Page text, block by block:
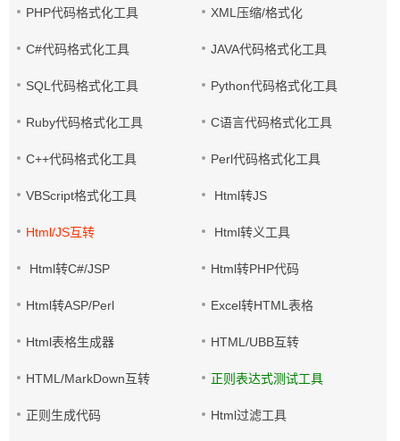
PHP代码格式化工具 XML压缩/格式化
C#代码格式化工具 JAVA代码格式化工具
SQL代码格式化工具 Python代码格式化工具
Ruby代码格式化工具 C语言代码格式化工具
C++代码格式化工具 Perl代码格式化工具
VBScript格式化工具 Html转JS
Html/JS互转 Html转义工具
Html转C#/JSP Html转PHP代码
Html转ASP/Perl Excel转HTML表格
Html表格生成器 HTML/UBB互转
HTML/MarkDown互转 正则表达式测试工具
正则生成代码 Html过滤工具